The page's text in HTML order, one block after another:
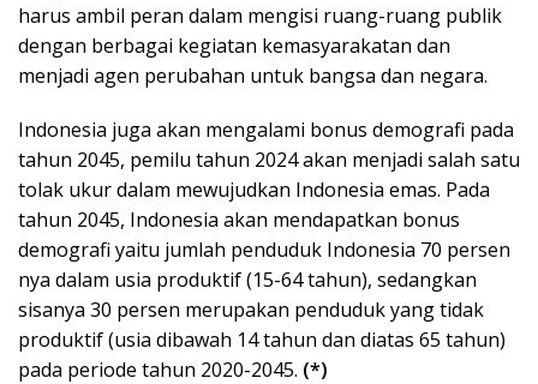
harus ambil peran dalam mengisi ruang-ruang publik
dengan berbagai kegiatan kemasyarakatan dan
menjadi agen perubahan untuk bangsa dan negara.
Indonesia juga akan mengalami bonus demografi pada
tahun 2045, pemilu tahun 2024 akan menjadi salah satu
tolak ukur dalam mewujudkan Indonesia emas. Pada
tahun 2045, Indonesia akan mendapatkan bonus
demografi yaitu jumlah penduduk Indonesia 70 persen
nya dalam usia produktif (15-64 tahun), sedangkan
sisanya 30 persen merupakan penduduk yang tidak
produktif (usia dibawah 14 tahun dan diatas 65 tahun)
pada periode tahun 2020-2045. (*)